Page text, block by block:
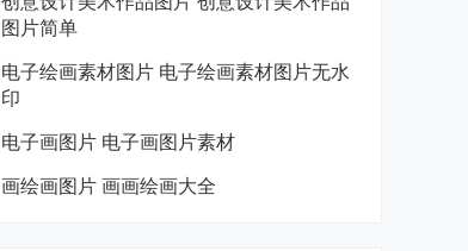
图片简单
电子绘画素材图片 电子绘画素材图片无水
印
电子画图片 电子画图片素材
画绘画图片 画画绘画大全